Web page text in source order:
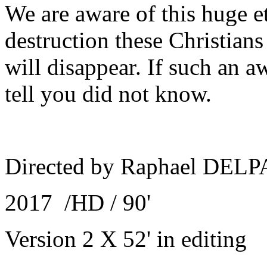
We are aware of this huge
destruction these
will disappear. If such an
tell you did not know.
Directed by Raphael
2017 /HD / 90'
Version 2 X 52' in editing